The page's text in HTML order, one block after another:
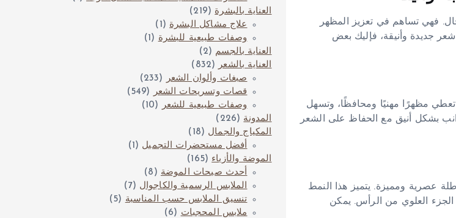
فهي تساهم في تعزيز المظهر
جديدة وأنيقة، فإليك بعض
مظهرًا مهنيًا ومحافظًا، وتسهل
بشكل أنيق مع الحفاظ على الشعر
عصرية ومميزة. يتميز هذا النمط
الجزء العلوي من الرأس. يمكن
العناية بالبشرة (219)
علاج مشاكل البشرة (1)
وصفات طبيعية للبشرة (1)
العناية بالجسم (2)
العناية بالشعر
(832)
صبغات وألوان الشعر
(233)
قصات وتسريحات الشعر
(549)
وصفات طبيعية للشعر
(10)
المدونة (226)
المكياج والجمال (18)
أفضل مستحضرات التجميل (1)
الموضة والأزياء (165)
أحدث صيحات الموضة (8)
الملابس الرسمية والكاجوال (7)
تنسيق الملابس حسب المناسبة (5)
ملابس المحجبات (6)